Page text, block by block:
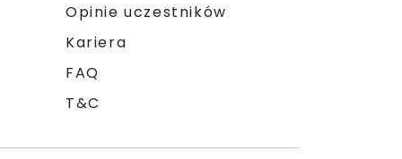
Opinie uczestników
Kariera
FAQ
T&C